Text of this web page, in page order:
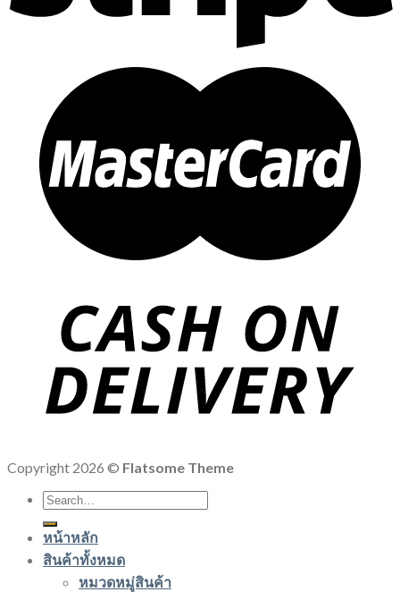
Copyright 2026 © Flatsome Theme
Search
for:
หน้าหลัก
สินค้าทั้งหมด
หมวดหมู่สินค้า